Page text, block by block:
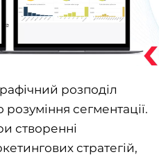
розподіл
сегментації.
створенні
стратегій,